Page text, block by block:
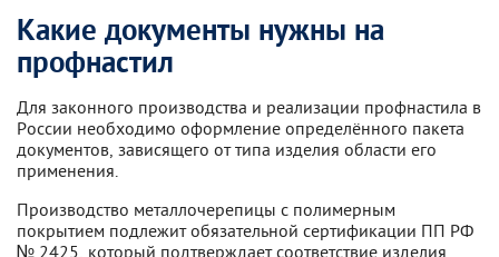
Какие документы нужны на
профнастил
Для законного производства и реализации профнастила в
России необходимо оформление определённого пакета
документов, зависящего от типа изделия области его
применения.
Производство металлочерепицы с полимерным
покрытием подлежит обязательной сертификации ПП РФ
№ 2425, который подтверждает соответствие изделия